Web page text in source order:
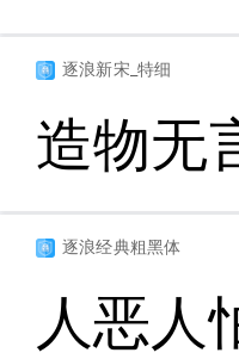
逐浪新宋_特细
造物无
逐浪经典粗黑体
人恶人